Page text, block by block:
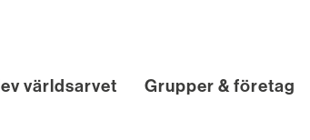
världsarvet Grupper & företag